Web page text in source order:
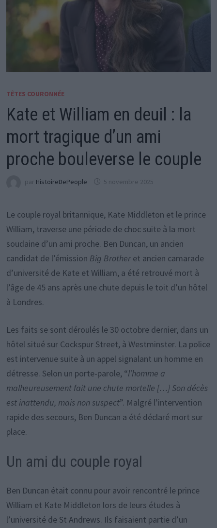
TÊTES COURONNÉE
Kate et William en deuil : la
mort tragique d’un ami
proche bouleverse le couple
par HistoireDePeople 5 novembre 2025
Le couple royal britannique, Kate Middleton et le prince
William, traverse une période de choc suite à la mort
soudaine d’un ami proche. Ben Duncan, un ancien
candidat de l’émission Big Brotheret ancien camarade
d’université de Kate et William, a été retrouvé mort à
l’âge de 45 ans après une chute depuis le toit d’un hôtel
à Londres.
Les faits se sont déroulés le 30 octobre dernier, dans un
hôtel situé sur Cockspur Street, à Westminster. La police
est intervenue suite à un appel signalant un homme en
détresse. Selon un porte-parole, “l’homme a
malheureusement fait une chute mortelle […] Son décès
est inattendu, mais non suspect”. Malgré l’intervention
rapide des secours, Ben Duncan a été déclaré mort sur
place.
Un ami du couple royal
Ben Duncan était connu pour avoir rencontré le prince
William et Kate Middleton lors de leurs études à
l’université de St Andrews. Ils faisaient partie d’un